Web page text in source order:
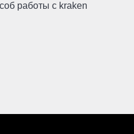
работы с kraken